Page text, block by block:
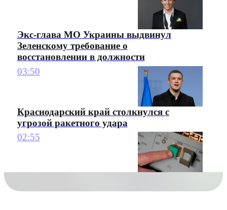
Экс-глава МО Украины выдвинул
Зеленскому требование о
восстановлении в должности
03:50
Краснодарский край столкнулся с
угрозой ракетного удара
02:55